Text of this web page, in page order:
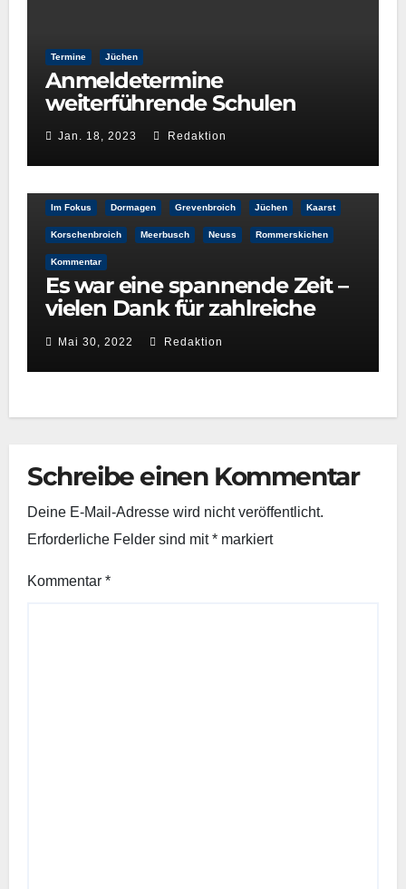
Termine Jüchen
Anmeldetermine
weiterführende Schulen
Jan. 18, 2023 Redaktion
Im Fokus Dormagen Grevenbroich Jüchen Kaarst
Korschenbroich Meerbusch Neuss Rommerskichen
Kommentar
Es war eine spannende Zeit –
vielen Dank für zahlreiche
Leser
Mai 30, 2022 Redaktion
Schreibe einen Kommentar
Deine E-Mail-Adresse wird nicht veröffentlicht.
Erforderliche Felder sind mit* markiert
Kommentar *